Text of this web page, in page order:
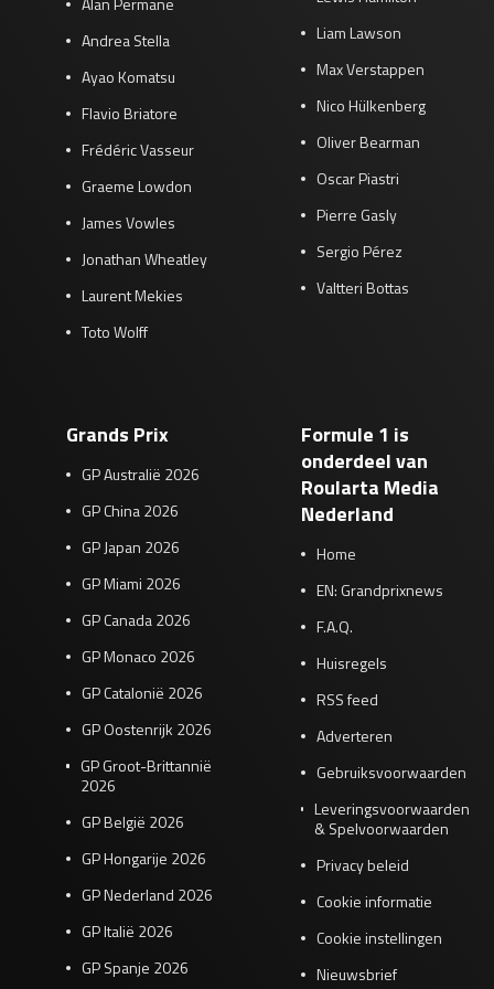
Andrea Stella
Ayao Komatsu
Flavio Briatore
Frédéric Vasseur
Graeme Lowdon
James Vowles
Jonathan Wheatley
Laurent Mekies
Toto Wolff
Liam Lawson
Max Verstappen
Nico Hülkenberg
Oliver Bearman
Oscar Piastri
Pierre Gasly
Sergio Pérez
Valtteri Bottas
Grands Prix
GP Australië 2026
GP China 2026
GP Japan 2026
GP Miami 2026
GP Canada 2026
GP Monaco 2026
GP Catalonië 2026
GP Oostenrijk 2026
GP Groot-Brittannië
2026
GP België 2026
GP Hongarije 2026
GP Nederland 2026
GP Italië 2026
GP Spanje 2026
Formule 1 is
onderdeel van
Roularta Media
Nederland
Home
EN: Grandprixnews
F.A.Q.
Huisregels
RSS feed
Adverteren
Gebruiksvoorwaarden
Leveringsvoorwaarden
& Spelvoorwaarden
Privacy beleid
Cookie informatie
Cookie instellingen
Nieuwsbrief